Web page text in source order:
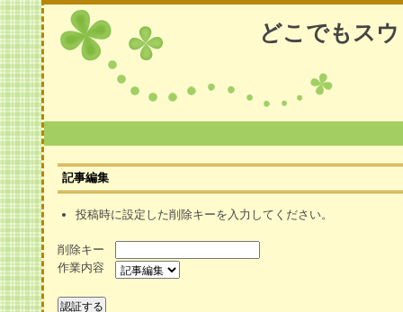
どこでもス
記事編集
投稿時に設定した削除キーを入力してください。
削除キー
作業内容